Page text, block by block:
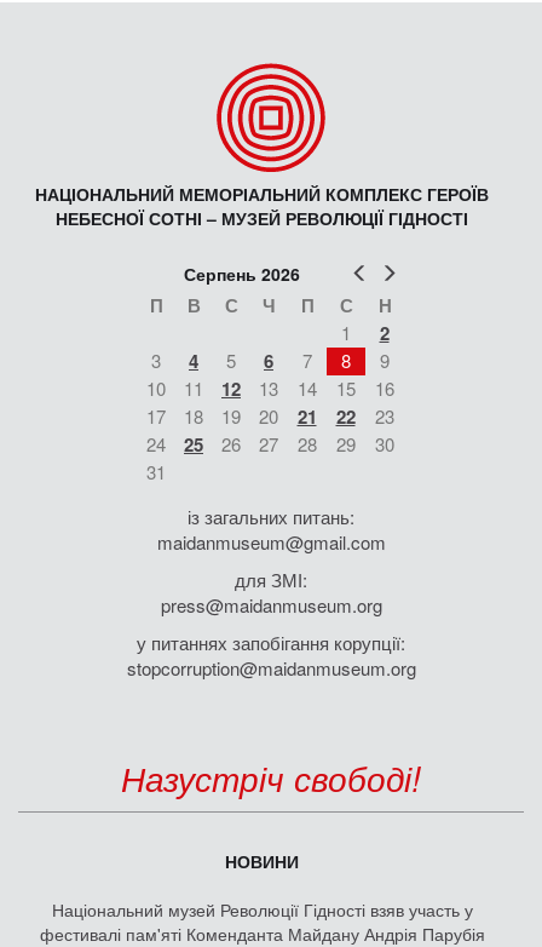
НАЦІОНАЛЬНИЙ МЕМОРІАЛЬНИЙ КОМПЛЕКС ГЕРОЇВ
НЕБЕСНОЇ СОТНІ – МУЗЕЙ РЕВОЛЮЦІЇ ГІДНОСТІ
Попер
Серпень 2026
П В С Ч П С Н
1 2
3 4 5 6 7 8
9
10
11 12 13 14 15
16
17
18 19 20 21 22
23
24
25 26 27 28 29
30
31
із загальних питань:
maidanmuseum@gmail.com
для ЗМІ:
press@maidanmuseum.org
у питаннях запобігання корупції:
stopcorruption@maidanmuseum.org
Назустріч свободі!
НОВИНИ
Національний музей Революції Гідності взяв участь у
фестивалі пам'яті Коменданта Майдану Андрія Парубія